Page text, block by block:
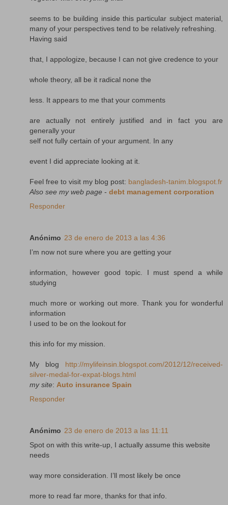
seems to be building inside this particular subject material,
many of your perspectives tend to be relatively refreshing.
Having said
that, I appologize, because I can not give credence to your
whole theory, all be it radical none the
less. It appears to me that your comments
are actually not entirely justified and in fact you are
generally your
self not fully certain of your argument. In any
event I did appreciate looking at it.
Feel free to visit my blog post: bangladesh-tanim.blogspot.fr
Also see my web page - debt management corporation
Responder
Anónimo 23 de enero de 2013 a las 4:36
I’m now not sure where you are getting your
information, however good topic. I must spend a while
studying
much more or working out more. Thank you for wonderful
information
I used to be on the lookout for
this info for my mission.
My blog http://mylifeinsin.blogspot.com/2012/12/received-
silver-medal-for-expat-blogs.html
my site: Auto insurance Spain
Responder
Anónimo 23 de enero de 2013 a las 11:11
Spot on with this write-up, I actually assume this website
needs
way more consideration. I’ll most likely be once
more to read far more, thanks for that info.